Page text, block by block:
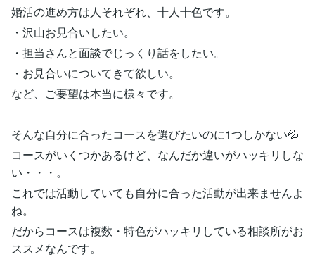
婚活の進め方は人それぞれ、十人十色です。
・沢山お見合いしたい。
・担当さんと面談でじっくり話をしたい。
・お見合いについてきて欲しい。
など、ご要望は本当に様々です。
そんな自分に合ったコースを選びたいのに1つしかない💦
コースがいくつかあるけど、なんだか違いがハッキリしな
い・・・。
これでは活動していても自分に合った活動が出来ませんよ
ね。
だからコースは複数・特色がハッキリしている相談所がお
ススメなんです。